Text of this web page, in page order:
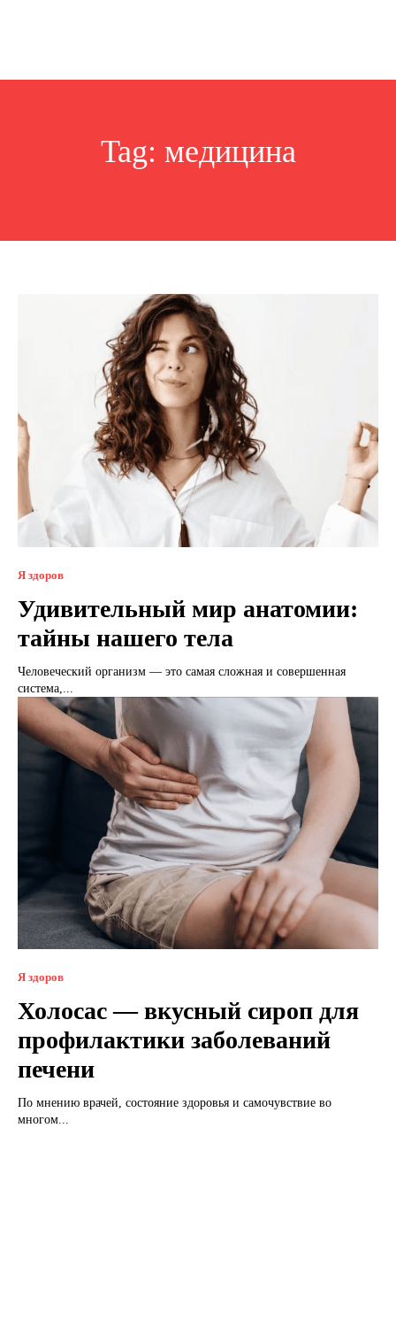
Tag: медицина
Я здоров
Удивительный мир анатомии:
тайны нашего тела
Человеческий организм — это самая сложная и совершенная
система,...
Я здоров
Холосас — вкусный сироп для
профилактики заболеваний
печени
По мнению врачей, состояние здоровья и самочувствие во
многом...